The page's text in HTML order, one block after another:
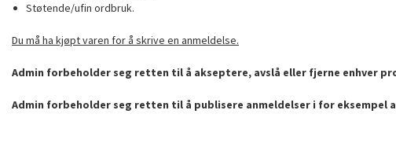
Støtende/ufin ordbruk.
Du må ha kjøpt varen for å skrive en anmeldelse.
Admin forbeholder seg retten til å akseptere, avslå eller fjerne enhver
Admin forbeholder seg retten til å publisere anmeldelser i for eksempel